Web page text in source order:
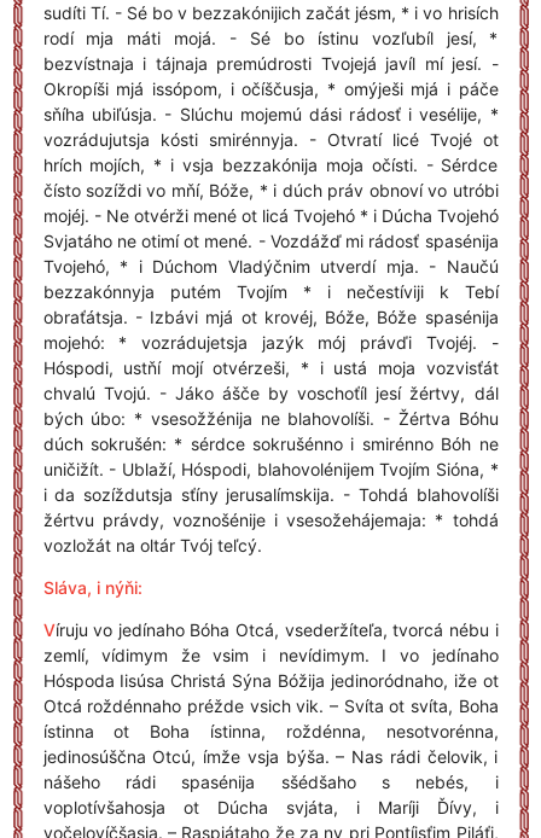
sudíti Tí. - Sé bo v bezzakónijich začát jésm, * i vo hrisích
rodí mja máti mojá. - Sé bo ístinu vozľubíl jesí, *
bezvístnaja i tájnaja premúdrosti Tvojejá javíl mí jesí. -
Okropíši mjá issópom, i očíščusja, * omýješi mjá i páče
sňíha ubiľúsja. - Slúchu mojemú dási rádosť i vesélije, *
vozrádujutsja kósti smirénnyja. - Otvratí licé Tvojé ot
hrích mojích, * i vsja bezzakónija moja očísti. - Sérdce
čísto sozíždi vo mňí, Bóže, * i dúch práv obnoví vo utróbi
mojéj. - Ne otvérži mené ot licá Tvojehó * i Dúcha Tvojehó
Svjatáho ne otimí ot mené. - Vozdážď mi rádosť spasénija
Tvojehó, * i Dúchom Vladýčnim utverdí mja. - Naučú
bezzakónnyja putém Tvojím * i nečestíviji k Tebí
obraťátsja. - Izbávi mjá ot krovéj, Bóže, Bóže spasénija
mojehó: * vozrádujetsja jazýk mój právďi Tvojéj. -
Hóspodi, ustňí mojí otvérzeši, * i ustá moja vozvisťát
chvalú Tvojú. - Jáko ášče by voschoťíl jesí žértvy, dál
bých úbo: * vsesožžénija ne blahovolíši. - Žértva Bóhu
dúch sokrušén: * sérdce sokrušénno i smirénno Bóh ne
uničižít. - Ublaží, Hóspodi, blahovolénijem Tvojím Sióna, *
i da sozíždutsja sťíny jerusalímskija. - Tohdá blahovolíši
žértvu právdy, voznošénije i vsesožehájemaja: * tohdá
vozložát na oltár Tvój teľcý.
Sláva, i nýňi:
Víruju vo jedínaho Bóha Otcá, vsederžíteľa, tvorcá nébu i
zemlí, vídimym že vsim i nevídimym. I vo jedínaho
Hóspoda Iisúsa Christá Sýna Bóžija jedinoródnaho, iže ot
Otcá roždénnaho préžde vsich vik. – Svíta ot svíta, Boha
ístinna ot Boha ístinna, roždénna, nesotvorénna,
jedinosúščna Otcú, ímže vsja býša. – Nas rádi čelovik, i
nášeho rádi spasénija sšédšaho s nebés, i
voplotívšahosja ot Dúcha svjáta, i Maríji Ďívy, i
vočelovíčšasja. – Raspjátaho že za ny pri Pontíjsťim Piláťi,